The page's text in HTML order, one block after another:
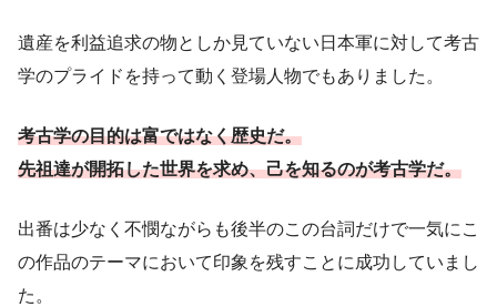
遺産を利益追求の物としか見ていない日本軍に対して考古
学のプライドを持って動く登場人物でもありました。
考古学の目的は富ではなく歴史だ。
先祖達が開拓した世界を求め、己を知るのが考古学だ。
出番は少なく不憫ながらも後半のこの台詞だけで一気にこ
の作品のテーマにおいて印象を残すことに成功していまし
た。